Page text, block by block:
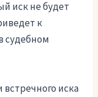
иск не будет
к
судебном
иска